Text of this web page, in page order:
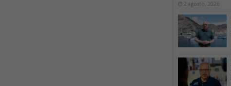
2 agosto, 2026